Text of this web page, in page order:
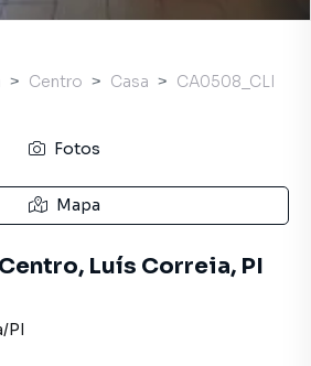
Centro Casa CA0508_CLI
Fotos
Mapa
Luís Correia, PI
/PI